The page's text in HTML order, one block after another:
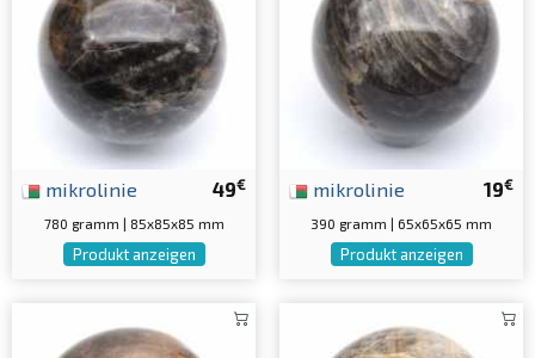
49€
mikrolinie
780 gramm | 85x85x85 mm
Produkt anzeigen
19€
mikrolinie
390 gramm | 65x65x65 mm
Produkt anzeigen